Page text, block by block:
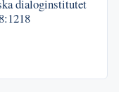
dialoginstitutet